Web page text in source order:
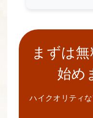
まずは
始め
ハイクオリティ